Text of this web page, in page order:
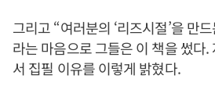
그리고 “여러분의 ‘리즈시절’을 만
라는 마음으로 그들은 이 책을 썼다
서 집필 이유를 이렇게 밝혔다.